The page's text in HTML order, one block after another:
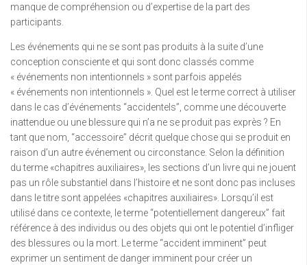
manque de compréhension ou d’expertise de la part des
participants.
Les événements qui ne se sont pas produits à la suite d’une
conception consciente et qui sont donc classés comme
« événements non intentionnels » sont parfois appelés
« événements non intentionnels ». Quel est le terme correct à utiliser
dans le cas d’événements “accidentels”, comme une découverte
inattendue ou une blessure qui n’a ne se produit pas exprès ? En
tant que nom, “accessoire” décrit quelque chose qui se produit en
raison d’un autre événement ou circonstance. Selon la définition
du terme «chapitres auxiliaires», les sections d’un livre qui ne jouent
pas un rôle substantiel dans l’histoire et ne sont donc pas incluses
dans le titre sont appelées «chapitres auxiliaires». Lorsqu’il est
utilisé dans ce contexte, le terme “potentiellement dangereux” fait
référence à des individus ou des objets qui ont le potentiel d’infliger
des blessures ou la mort. Le terme “accident imminent” peut
exprimer un sentiment de danger imminent pour créer un